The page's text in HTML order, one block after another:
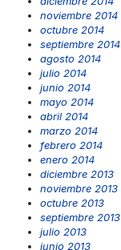
noviembre 2014
octubre 2014
septiembre 2014
agosto 2014
julio 2014
junio 2014
mayo 2014
abril 2014
marzo 2014
febrero 2014
enero 2014
diciembre 2013
noviembre 2013
octubre 2013
septiembre 2013
julio 2013
junio 2013